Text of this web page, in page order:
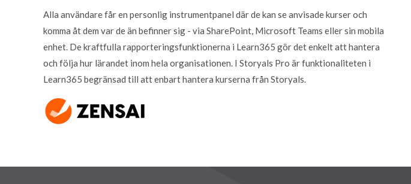
Alla användare får en personlig instrumentpanel där de kan se anvisade kurser och
komma åt dem var de än befinner sig - via SharePoint, Microsoft Teams eller sin mobila
enhet. De kraftfulla rapporteringsfunktionerna i Learn365 gör det enkelt att hantera
och följa hur lärandet inom hela organisationen. I Storyals Pro är funktionaliteten i
Learn365 begränsad till att enbart hantera kurserna från Storyals.